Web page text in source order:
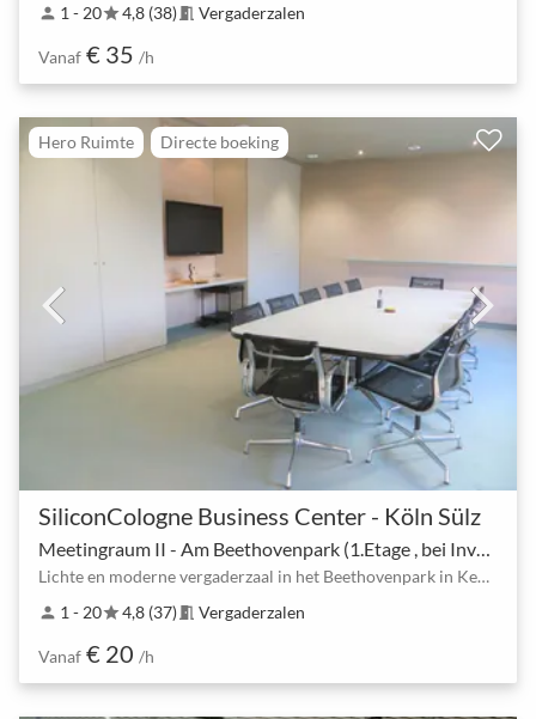
person 1 - 20star4,8 (38) meeting_room Vergaderzalen
Vanaf € 35 /h
Hero Ruimte Directe boeking
SiliconCologne Business Center - Köln Sülz
Lichte en moderne vergaderzaal in het Beethovenpark in Keulen, vlakbij Station U18, U9, U13, Sülz
person 1 - 20star4,8 (37) meeting_room Vergaderzalen
Vanaf € 20 /h